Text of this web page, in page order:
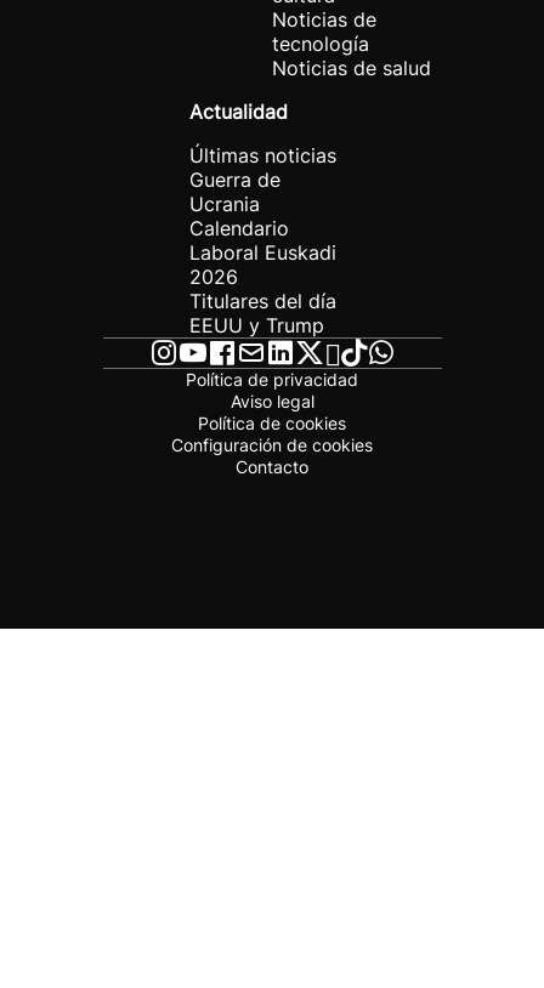
Noticias de
tecnología
Noticias de salud
Actualidad
Últimas noticias
Guerra de
Ucrania
Calendario
Laboral Euskadi
2026
Titulares del día
EEUU y Trump
Política de privacidad
Aviso legal
Política de cookies
Configuración de cookies
Contacto